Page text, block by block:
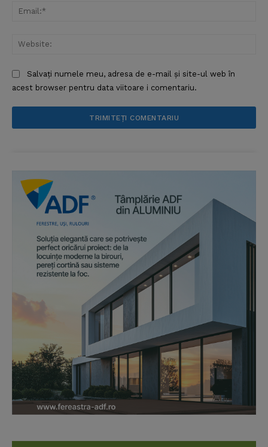
Salvați numele meu, adresa de e-mail și site-ul web în
acest browser pentru data viitoare i comentariu.